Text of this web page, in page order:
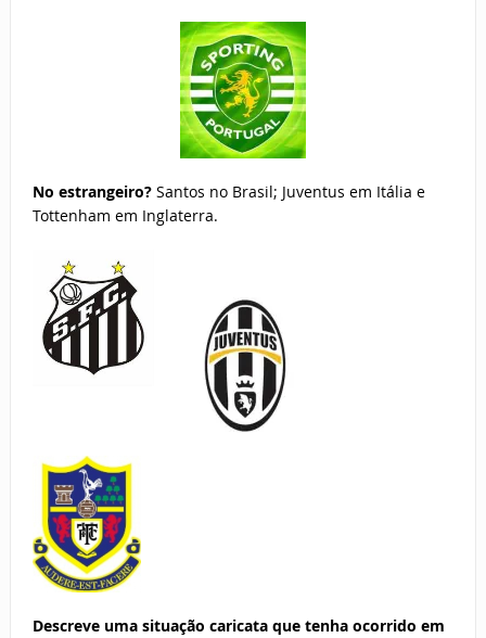
No estrangeiro?Santos no Brasil; Juventus em Itália e
Tottenham em Inglaterra.
Descreve uma situação caricata que tenha ocorrido em